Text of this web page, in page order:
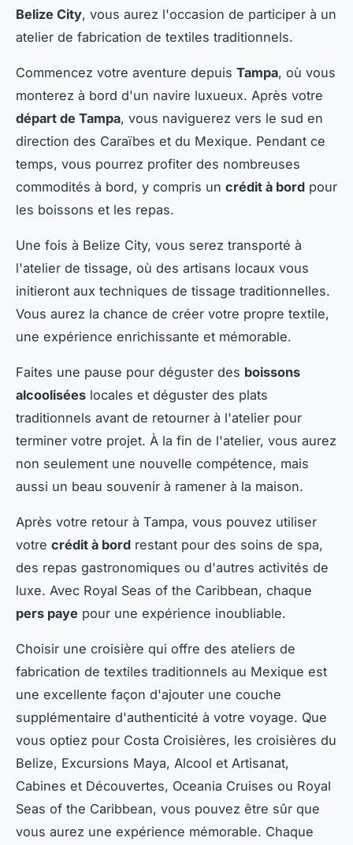
Belize City, vous aurez l'occasion de participer à un
atelier de fabrication de textiles traditionnels.
Commencez votre aventure depuis Tampa, où vous
monterez à bord d'un navire luxueux. Après votre
départ de Tampa, vous naviguerez vers le sud en
direction des Caraïbes et du Mexique. Pendant ce
temps, vous pourrez profiter des nombreuses
commodités à bord, y compris un crédit à bord pour
les boissons et les repas.
Une fois à Belize City, vous serez transporté à
l'atelier de tissage, où des artisans locaux vous
initieront aux techniques de tissage traditionnelles.
Vous aurez la chance de créer votre propre textile,
une expérience enrichissante et mémorable.
Faites une pause pour déguster des boissons
alcoolisées locales et déguster des plats
traditionnels avant de retourner à l'atelier pour
terminer votre projet. À la fin de l'atelier, vous aurez
non seulement une nouvelle compétence, mais
aussi un beau souvenir à ramener à la maison.
Après votre retour à Tampa, vous pouvez utiliser
votre crédit à bord restant pour des soins de spa,
des repas gastronomiques ou d'autres activités de
luxe. Avec Royal Seas of the Caribbean, chaque
pers paye pour une expérience inoubliable.
Choisir une croisière qui offre des ateliers de
fabrication de textiles traditionnels au Mexique est
une excellente façon d'ajouter une couche
supplémentaire d'authenticité à votre voyage. Que
vous optiez pour Costa Croisières, les croisières du
Belize, Excursions Maya, Alcool et Artisanat,
Cabines et Découvertes, Oceania Cruises ou Royal
Seas of the Caribbean, vous pouvez être sûr que
vous aurez une expérience mémorable. Chaque